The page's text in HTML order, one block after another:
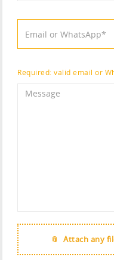
Required: valid email or
Attach any